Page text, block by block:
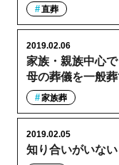
直葬
家族・親族中心
母の葬儀を一般
2019.02.06
家族葬
知り合いがいな
2019.02.05